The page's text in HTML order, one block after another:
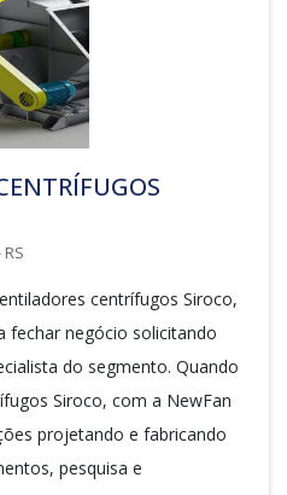
centrífugos Siroco,
fechar negócio solicitando
do segmento. Quando
Siroco, com a NewFan
projetando e fabricando
pesquisa e